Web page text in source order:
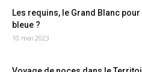
Les requins, le Grand Blanc pour
bleue ?
10 mai 2023